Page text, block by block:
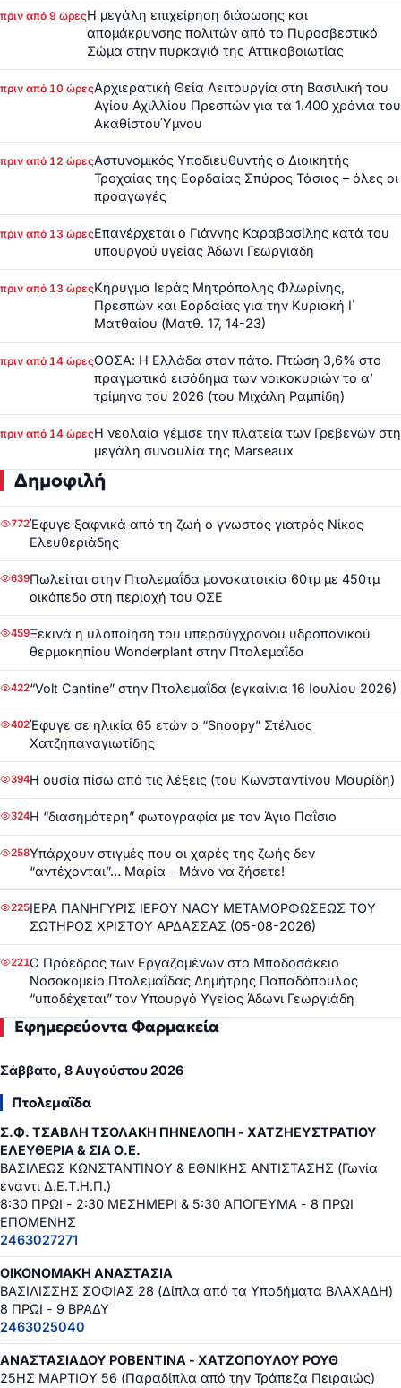
πριν από 9 ώρεςΗ μεγάλη επιχείρηση διάσωσης και
απομάκρυνσης πολιτών από το Πυροσβεστικό
Σώμα στην πυρκαγιά της Αττικοβοιωτίας
πριν από 10 ώρεςΑρχιερατική Θεία Λειτουργία στη Βασιλική του
Αγίου Αχιλλίου Πρεσπών για τα 1.400 χρόνια του
ΑκαθίστουΎμνου
πριν από 12 ώρεςΑστυνομικός Υποδιευθυντής ο Διοικητής
Τροχαίας της Εορδαίας Σπύρος Τάσιος – όλες οι
προαγωγές
πριν από 13 ώρεςΕπανέρχεται ο Γιάννης Καραβασίλης κατά του
υπουργού υγείας Άδωνι Γεωργιάδη
πριν από 13 ώρεςΚήρυγμα Ιεράς Μητρόπολης Φλωρίνης,
Πρεσπών και Εορδαίας για την Κυριακή Ι΄
Ματθαίου (Ματθ. 17, 14-23)
πριν από 14 ώρεςΟΟΣΑ: Η Ελλάδα στον πάτο. Πτώση 3,6% στο
πραγματικό εισόδημα των νοικοκυριών το α’
τρίμηνο του 2026 (του Μιχάλη Ραμπίδη)
πριν από 14 ώρεςΗ νεολαία γέμισε την πλατεία των Γρεβενών στη
μεγάλη συναυλία της Marseaux
Δημοφιλή
772Έφυγε ξαφνικά από τη ζωή ο γνωστός γιατρός Νίκος
Ελευθεριάδης
639Πωλείται στην Πτολεμαΐδα μονοκατοικία 60τμ με 450τμ
οικόπεδο στη περιοχή του ΟΣΕ
459Ξεκινά η υλοποίηση του υπερσύγχρονου υδροπονικού
θερμοκηπίου Wonderplant στην Πτολεμαΐδα
422“Volt Cantine” στην Πτολεμαΐδα (εγκαίνια 16 Ιουλίου 2026)
402Έφυγε σε ηλικία 65 ετών ο “Snoopy” Στέλιος
Χατζηπαναγιωτίδης
394Η ουσία πίσω από τις λέξεις (του Κωνσταντίνου Μαυρίδη)
324Η “διασημότερη” φωτογραφία με τον Άγιο Παΐσιο
258Υπάρχουν στιγμές που οι χαρές της ζωής δεν
“αντέχονται”… Μαρία – Μάνο να ζήσετε!
225ΙΕΡΑ ΠΑΝΗΓΥΡΙΣ ΙΕΡΟΥ ΝΑΟΥ ΜΕΤΑΜΟΡΦΩΣΕΩΣ ΤΟΥ
ΣΩΤΗΡΟΣ ΧΡΙΣΤΟΥ ΑΡΔΑΣΣΑΣ (05-08-2026)
221Ο Πρόεδρος των Εργαζομένων στο Μποδοσάκειο
Νοσοκομείο Πτολεμαΐδας Δημήτρης Παπαδόπουλος
“υποδέχεται” τον Υπουργό Υγείας Άδωνι Γεωργιάδη
Εφημερεύοντα Φαρμακεία
Σάββατο, 8 Αυγούστου 2026
Πτολεμαΐδα
Σ.Φ. ΤΣΑΒΛΗ ΤΣΟΛΑΚΗ ΠΗΝΕΛΟΠΗ - ΧΑΤΖΗΕΥΣΤΡΑΤΙΟΥ
ΕΛΕΥΘΕΡΙΑ & ΣΙΑ Ο.Ε.
ΒΑΣΙΛΕΩΣ ΚΩΝΣΤΑΝΤΙΝΟΥ & ΕΘΝΙΚΗΣ ΑΝΤΙΣΤΑΣΗΣ (Γωνία
έναντι Δ.Ε.Τ.Η.Π.)
8:30 ΠΡΩΙ - 2:30 ΜΕΣΗΜΕΡΙ & 5:30 ΑΠΟΓΕΥΜΑ - 8 ΠΡΩΙ
ΕΠΟΜΕΝΗΣ
2463027271
ΟΙΚΟΝΟΜΑΚΗ ΑΝΑΣΤΑΣΙΑ
ΒΑΣΙΛΙΣΣΗΣ ΣΟΦΙΑΣ 28 (Δίπλα από τα Υποδήματα ΒΛΑΧΑΔΗ)
8 ΠΡΩΙ - 9 ΒΡΑΔΥ
2463025040
ΑΝΑΣΤΑΣΙΑΔΟΥ ΡΟΒΕΝΤΙΝΑ - ΧΑΤΖΟΠΟΥΛΟΥ ΡΟΥΘ
25ΗΣ ΜΑΡΤΙΟΥ 56 (Παραδίπλα από την Τράπεζα Πειραιώς)